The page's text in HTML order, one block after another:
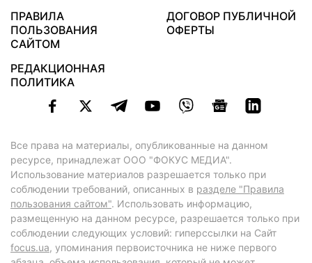
ПРАВИЛА
ПОЛЬЗОВАНИЯ
САЙТОМ
ДОГОВОР ПУБЛИЧНОЙ
ОФЕРТЫ
РЕДАКЦИОННАЯ
ПОЛИТИКА
Все права на материалы, опубликованные на данном
ресурсе, принадлежат ООО "ФОКУС МЕДИА".
Использование материалов разрешается только при
соблюдении требований, описанных в разделе "Правила
пользования сайтом". Использовать информацию,
размещенную на данном ресурсе, разрешается только при
соблюдении следующих условий: гиперссылки на Сайт
focus.ua, упоминания первоисточника не ниже первого